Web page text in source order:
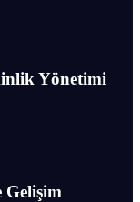
Yönetimi
Gelişim